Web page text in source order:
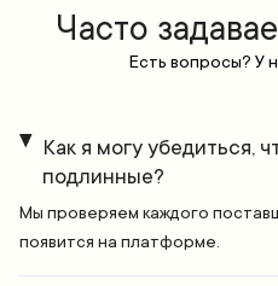
Часто
Есть вопросы? У
Как я могу убедиться,
подлинные?
Мы проверяем каждого
появится на платформе.